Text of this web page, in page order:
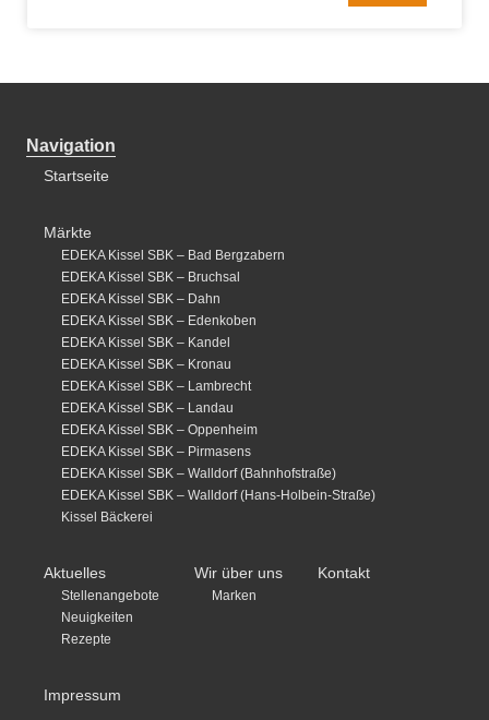
Navigation
Startseite
Märkte
EDEKA Kissel SBK – Bad Bergzabern
EDEKA Kissel SBK – Bruchsal
EDEKA Kissel SBK – Dahn
EDEKA Kissel SBK – Edenkoben
EDEKA Kissel SBK – Kandel
EDEKA Kissel SBK – Kronau
EDEKA Kissel SBK – Lambrecht
EDEKA Kissel SBK – Landau
EDEKA Kissel SBK – Oppenheim
EDEKA Kissel SBK – Pirmasens
EDEKA Kissel SBK – Walldorf (Bahnhofstraße)
EDEKA Kissel SBK – Walldorf (Hans-Holbein-Straße)
Kissel Bäckerei
Aktuelles
Stellenangebote
Neuigkeiten
Rezepte
Wir über uns
Marken
Kontakt
Impressum